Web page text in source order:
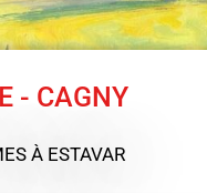
- CAGNY
À ESTAVAR